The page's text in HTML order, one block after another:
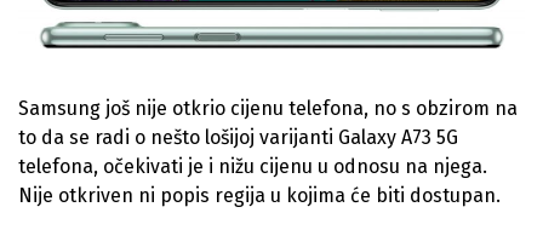
Samsung još nije otkrio cijenu telefona, no s obzirom na
to da se radi o nešto lošijoj varijanti Galaxy A73 5G
telefona, očekivati je i nižu cijenu u odnosu na njega.
Nije otkriven ni popis regija u kojima će biti dostupan.